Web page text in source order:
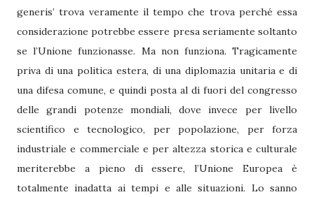
generis’ trova veramente il tempo che trova perché essa
considerazione potrebbe essere presa seriamente soltanto
se l’Unione funzionasse. Ma non funziona. Tragicamente
priva di una politica estera, di una diplomazia unitaria e di
una difesa comune, e quindi posta al di fuori del congresso
delle grandi potenze mondiali, dove invece per livello
scientifico e tecnologico, per popolazione, per forza
industriale e commerciale e per altezza storica e culturale
meriterebbe a pieno di essere, l’Unione Europea è
totalmente inadatta ai tempi e alle situazioni. Lo sanno